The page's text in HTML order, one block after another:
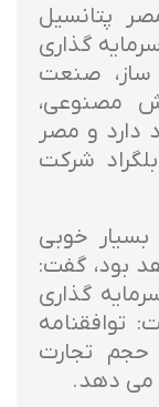
پتانسیل
گذاری
صنعت
مصنوعی،
دارد و مصر
به طور فعال در نمایشگاه 2027 بلگراد شرکت
سال 2025 سال بسیار خوبی
بود، گفت:
گذاری
توافقنامه
حجم تجارت